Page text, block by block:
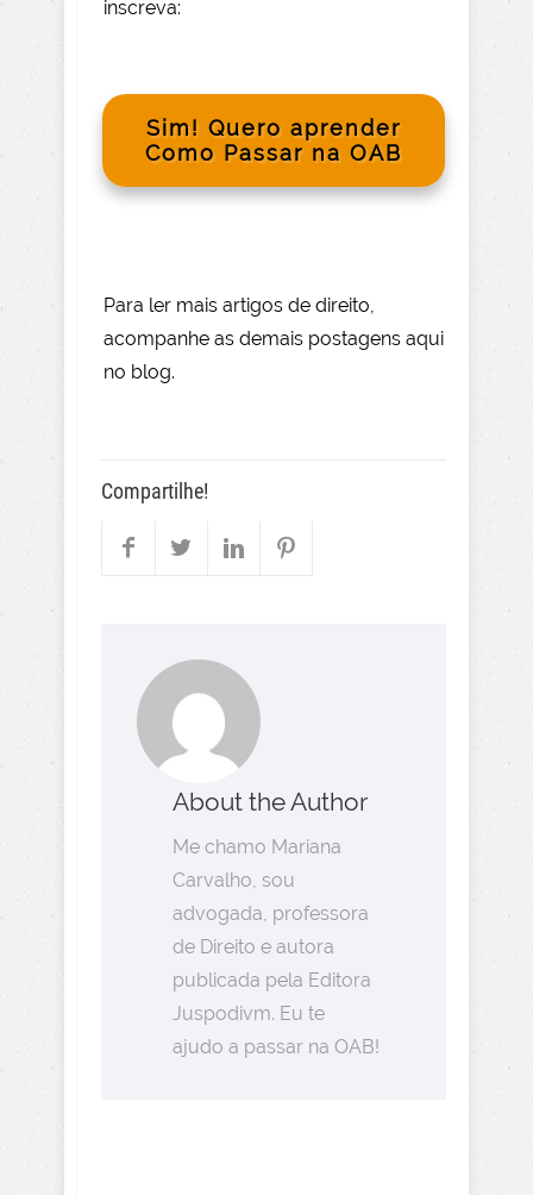
inscreva:
Sim! Quero aprender
Como Passar na OAB
Para ler mais artigos de direito,
acompanhe as demais postagens aqui
no blog.
Compartilhe!
About the Author
Me chamo Mariana
Carvalho, sou
advogada, professora
de Direito e autora
publicada pela Editora
Juspodivm. Eu te
ajudo a passar na OAB!